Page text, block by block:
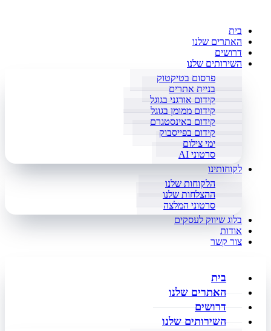
בית
האתרים שלנו
דרושים
השירותים שלנו
פרסום בטיקטוק
בניית אתרים
קידום אורגני בגוגל
קידום ממומן בגוגל
קידום באינסטגרם
קידום בפייסבוק
ימי צילום
סרטוני AI
לקוחותינו
הלקוחות שלנו
ההצלחות שלנו
סרטוני המלצה
בלוג שיווק לעסקים
אודות
צור קשר
בית
האתרים שלנו
דרושים
השירותים שלנו